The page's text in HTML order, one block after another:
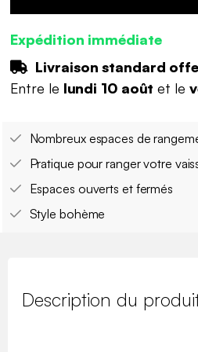
Expédition immédiate
Livraison standard
Entre le lundi 10 août et le
Nombreux espaces de
Pratique pour ranger votre
Espaces ouverts et fermés
Style bohème
Description du